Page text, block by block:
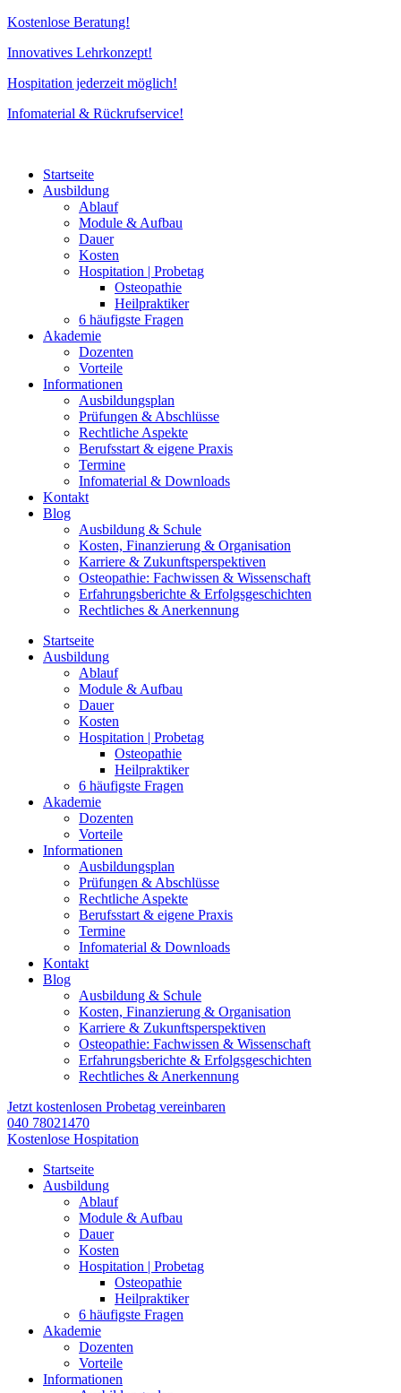
Zum
springen
Kostenlose Beratung!
Innovatives Lehrkonzept!
Hospitation jederzeit möglich!
Infomaterial & Rückrufservice!
Startseite
Ausbildung
Ablauf
Module & Aufbau
Dauer
Kosten
Hospitation | Probetag
Osteopathie
Heilpraktiker
6 häufigste Fragen
Akademie
Dozenten
Vorteile
Informationen
Ausbildungsplan
Prüfungen & Abschlüsse
Rechtliche Aspekte
Berufsstart & eigene Praxis
Termine
Infomaterial & Downloads
Kontakt
Blog
Ausbildung & Schule
Kosten, Finanzierung & Organisation
Karriere & Zukunftsperspektiven
Osteopathie: Fachwissen & Wissenschaft
Erfahrungsberichte & Erfolgsgeschichten
Rechtliches & Anerkennung
Startseite
Ausbildung
Ablauf
Module & Aufbau
Dauer
Kosten
Hospitation | Probetag
Osteopathie
Heilpraktiker
6 häufigste Fragen
Akademie
Dozenten
Vorteile
Informationen
Ausbildungsplan
Prüfungen & Abschlüsse
Rechtliche Aspekte
Berufsstart & eigene Praxis
Termine
Infomaterial & Downloads
Kontakt
Blog
Ausbildung & Schule
Kosten, Finanzierung & Organisation
Karriere & Zukunftsperspektiven
Osteopathie: Fachwissen & Wissenschaft
Erfahrungsberichte & Erfolgsgeschichten
Rechtliches & Anerkennung
Jetzt kostenlosen Probetag vereinbaren
040 78021470
Kostenlose Hospitation
Startseite
Ausbildung
Ablauf
Module & Aufbau
Dauer
Kosten
Hospitation | Probetag
Osteopathie
Heilpraktiker
6 häufigste Fragen
Akademie
Dozenten
Vorteile
Informationen